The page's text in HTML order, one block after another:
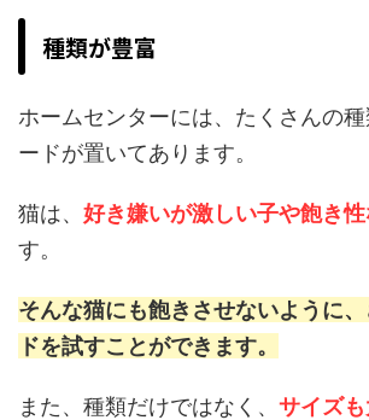
種類が豊富
ホームセンターには、たくさんの
ードが置いてあります。
猫は、 好き嫌いが激しい子や飽き
す。
そんな猫にも飽きさせないように
ドを試すことができます。
また、種類だけではなく、 サイズ